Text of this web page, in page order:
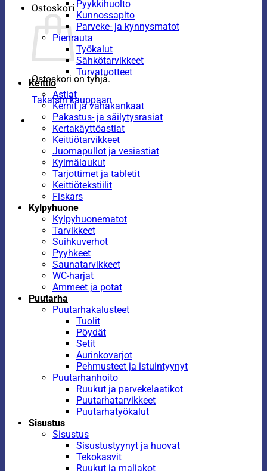
Ostoskori
Ostoskori on tyhjä.
Takaisin kauppaan
Pyykkihuolto
Kunnossapito
Parveke- ja kynnysmatot
Pienrauta
Työkalut
Sähkötarvikkeet
Turvatuotteet
Keittiö
Astiat
Kernit ja vahakankaat
Pakastus- ja säilytysrasiat
Kertakäyttöastiat
Keittiötarvikkeet
Juomapullot ja vesiastiat
Kylmälaukut
Tarjottimet ja tabletit
Keittiötekstiilit
Fiskars
Kylpyhuone
Kylpyhuonematot
Tarvikkeet
Suihkuverhot
Pyyhkeet
Saunatarvikkeet
WC-harjat
Ammeet ja potat
Puutarha
Puutarhakalusteet
Tuolit
Pöydät
Setit
Aurinkovarjot
Pehmusteet ja istuintyynyt
Puutarhanhoito
Ruukut ja parvekelaatikot
Puutarhatarvikkeet
Puutarhatyökalut
Sisustus
Sisustus
Sisustustyynyt ja huovat
Tekokasvit
Ruukut ja maljakot